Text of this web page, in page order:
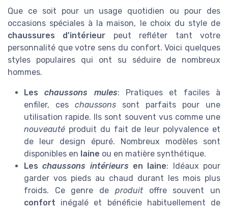
Que ce soit pour un usage quotidien ou pour des
occasions spéciales à la maison, le choix du style de
chaussures d'intérieur peut refléter tant votre
personnalité que votre sens du confort. Voici quelques
styles populaires qui ont su séduire de nombreux
hommes.
Leschaussons mules: Pratiques et faciles à
enfiler, ces chaussons sont parfaits pour une
utilisation rapide. Ils sont souvent vus comme une
nouveauté produit du fait de leur polyvalence et
de leur design épuré. Nombreux modèles sont
disponibles en laine ou en matière synthétique.
Leschaussons intérieurs en laine: Idéaux pour
garder vos pieds au chaud durant les mois plus
froids. Ce genre de produitoffre souvent un
confort inégalé et bénéficie habituellement de